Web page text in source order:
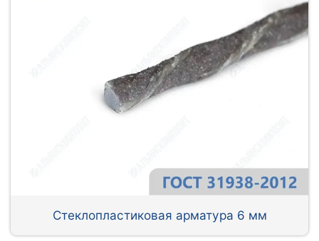
Стеклопластиковая арматура 6 мм